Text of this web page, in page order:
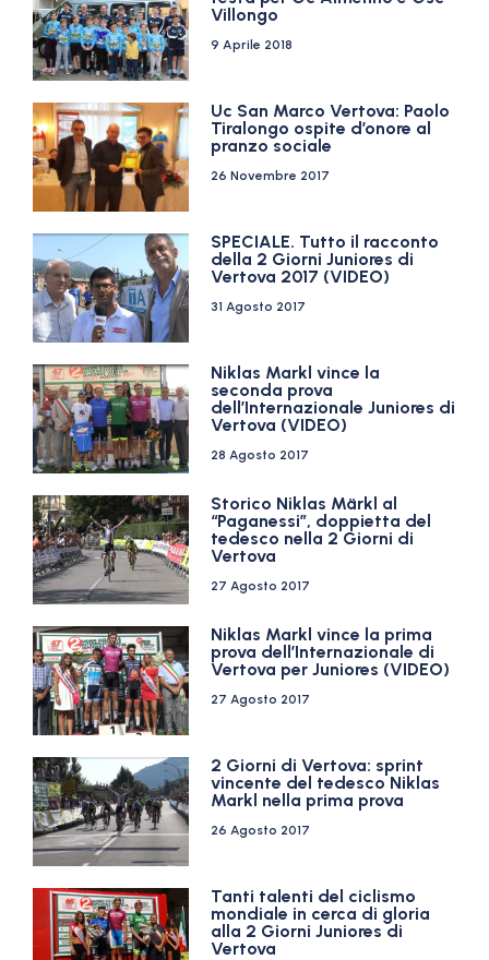
Villongo
9 Aprile 2018
Uc San Marco Vertova: Paolo
Tiralongo ospite d’onore al
pranzo sociale
26 Novembre 2017
SPECIALE. Tutto il racconto
della 2 Giorni Juniores di
Vertova 2017 (VIDEO)
31 Agosto 2017
Niklas Markl vince la
seconda prova
dell’Internazionale Juniores di
Vertova (VIDEO)
28 Agosto 2017
Storico Niklas Märkl al
“Paganessi”, doppietta del
tedesco nella 2 Giorni di
Vertova
27 Agosto 2017
Niklas Markl vince la prima
prova dell’Internazionale di
Vertova per Juniores (VIDEO)
27 Agosto 2017
2 Giorni di Vertova: sprint
vincente del tedesco Niklas
Markl nella prima prova
26 Agosto 2017
Tanti talenti del ciclismo
mondiale in cerca di gloria
alla 2 Giorni Juniores di
Vertova